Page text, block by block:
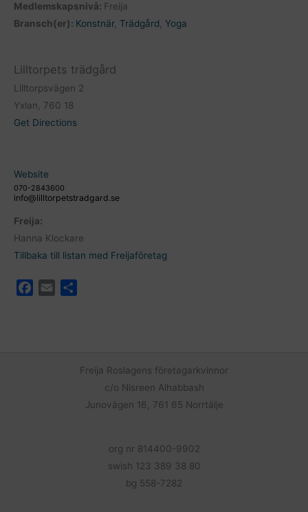
Medlemskapsnivå: Freija
Bransch(er): Konstnär, Trädgård Yoga
Lilltorpets trädgård
Lilltorpsvägen 2
Yxlan, 760 18
Get Directions
Website
070-2843600
info@lilltorpetstradgard.se
Freija:
Hanna Klockare
Tillbaka till listan med Freijaföretag
Freija Roslagens företagarkvinnor
c/o Nisreen Alhabbash
Junovägen 16, 761 65 Norrtälje
org nr 814400-9902
swish 123 389 38 80
bg 558-7282